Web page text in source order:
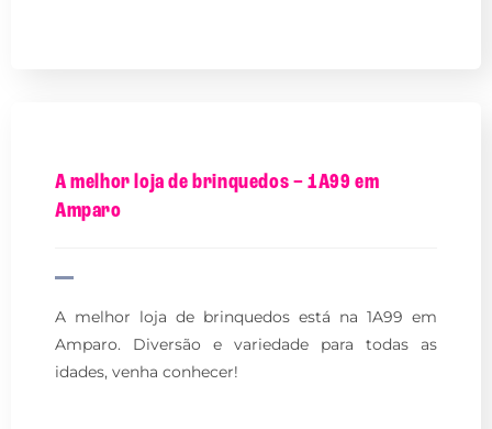
A melhor loja de brinquedos – 1A99 em
Amparo
A melhor loja de brinquedos está na 1A99 em
Amparo. Diversão e variedade para todas as
idades, venha conhecer!